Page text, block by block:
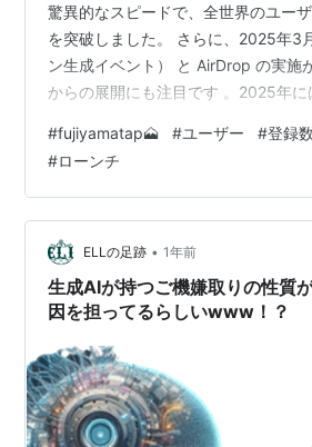
驚異的なスピードで、全世界のユー
を突破しました。 さらに、2025年3
ン生成イベント） と AirDrop の実施
からの展開にも注目です 。2025年に
FUJIYAMA TAPとは？ ゲームの始め
FUJIYAMA TAPとは？ 「FUJIYAMA
Telegram（テレグラム）内で遊べる
士山を背景に、タップ操作でコイン
トゥ・アーン（Tap to Ear…
#fujiyamatap🗻 #ユーザー #登録数
#ローンチ
ELLの足跡 • 1年前
生成AIが持つご機嫌取りの性質
因を担ってるらしいwww！？